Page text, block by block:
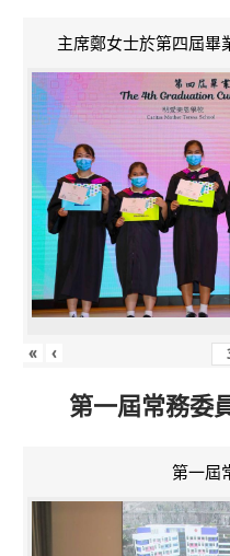
主席鄭女士於第四屆畢
« ‹
第一屆常務
第一屆